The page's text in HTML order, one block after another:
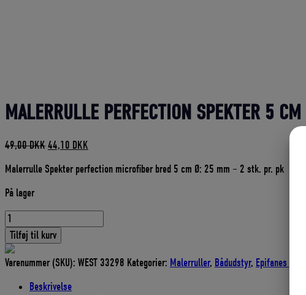
MALERRULLE PERFECTION SPEKTER 5
49,00DKKDen
pris
44,10 DKK
pris
Malerrulle Spekter perfection microfiber bred 5 cm Ø: 25 mm – 2 stk. pr. pk
På lager
MALERRULLE
PERFECTION
SPEKTER
5
CM
Tilføj til kurv
Varenummer (SKU): WEST 33298 Kategorier: Malerruller, Bådudstyr, Epifanes
Beskrivelse